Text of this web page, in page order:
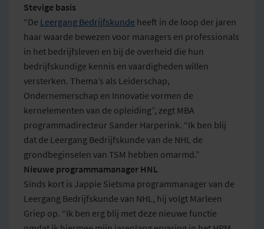
Stevige basis
“De Leergang Bedrijfskunde heeft in de loop der jaren
haar waarde bewezen voor managers en professionals
in het bedrijfsleven en bij de overheid die hun
bedrijfskundige kennis en vaardigheden willen
versterken. Thema’s als Leiderschap,
Ondernemerschap en Innovatie vormen de
kernelementen van de opleiding”, zegt MBA
programmadirecteur Sander Harperink. “Ik ben blij
dat de Leergang Bedrijfskunde van de NHL de
grondbeginselen van TSM hebben omarmd.”
Nieuwe programmamanager HNL
Sinds kort is Jappie Sietsma programmanager van de
Leergang Bedrijfskunde van NHL, hij volgt Marleen
Griep op. “Ik ben erg blij met deze nieuwe functie